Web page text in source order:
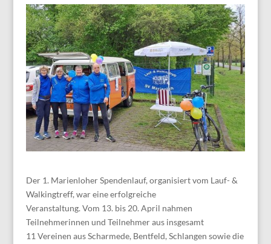
Der 1. Marienloher Spendenlauf, organisiert vom Lauf- &
Walkingtreff, war eine erfolgreiche
Veranstaltung. Vom 13. bis 20. April nahmen
Teilnehmerinnen und Teilnehmer aus insgesamt
11 Vereinen aus Scharmede, Bentfeld, Schlangen sowie die